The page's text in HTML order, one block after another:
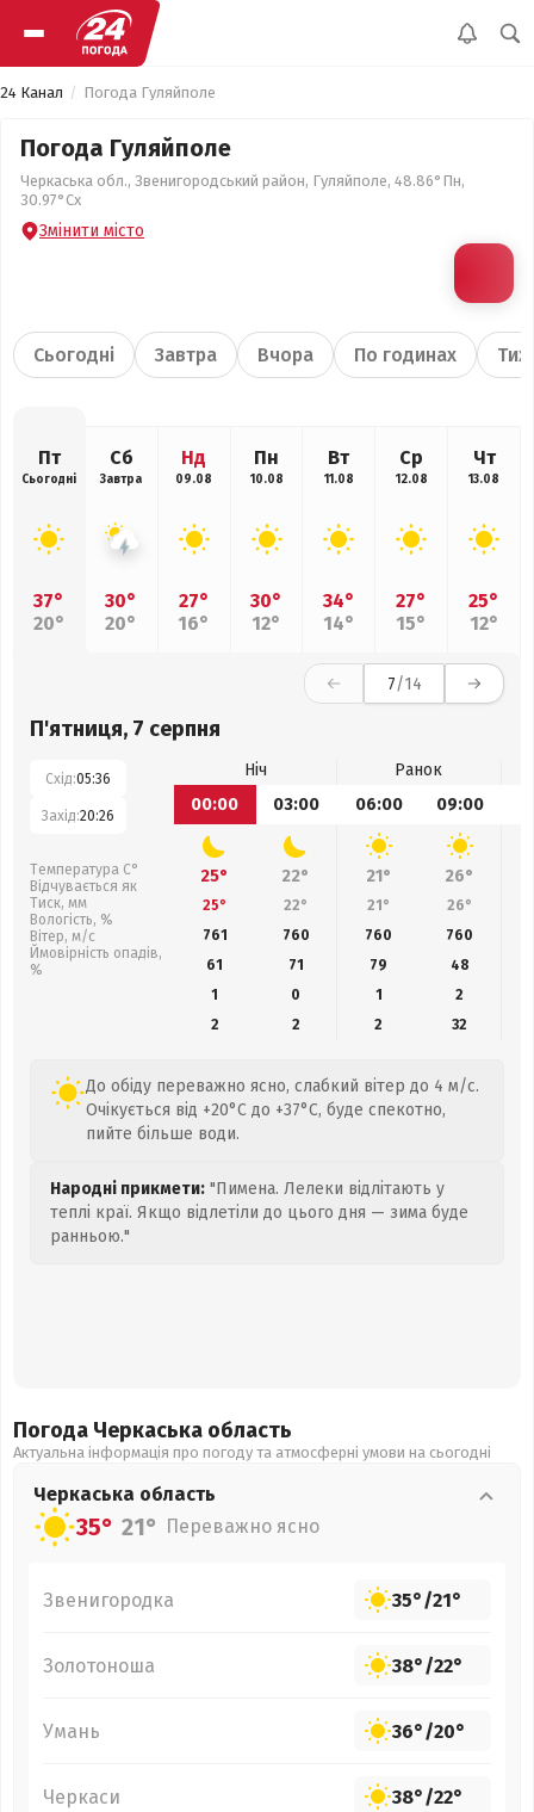
24 Канал Погода Гуляйполе
Погода Гуляйполе
Черкаська обл., Звенигородський район, Гуляйполе, 48.86°Пн,
30.97°Сх
Змінити місто
Сьогодні Завтра Вчора По годинах
Пт
Сьогодні
37°
20°
Сб
Завтра
30°
20°
Нд
09.08
27°
16°
Пн
10.08
30°
12°
Вт
11.08
34°
14°
Ср
12.08
27°
15°
Чт
13.08
25°
12°
7/14
П'ятниця, 7 серпня
Схід:05:36
Захід:20:26
Температура С°
Відчувається як
Тиск, мм
Вологість, %
Вітер, м/с
Ймовірність опадів,
%
Ніч
Ранок
00:00
03:00 06:00 09:00
25° 22° 21° 26°
25° 22° 21° 26°
761
760 760 760
61
71 79
48
1
0 1
2
2
2 2 32
До обіду переважно ясно, слабкий вітер до 4 м/с.
Очікується від +20°C до +37°C, буде спекотно,
пийте більше води.
Народні прикмети: "Пимена. Лелеки відлітають у
теплі краї. Якщо відлетіли до цього дня — зима буде
ранньою."
Погода Черкаська область
Актуальна інформація про погоду та атмосферні умови на сьогодні
Черкаська область
35° 21° Переважно ясно
Звенигородка 35°/21°
Золотоноша 38°/22°
Умань 36°/20°
Черкаси 38°/22°